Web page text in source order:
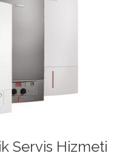
Servis Hizmeti